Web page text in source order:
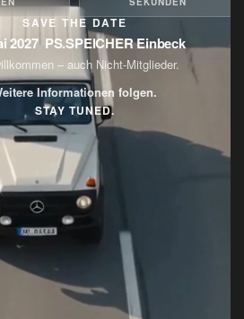
SAVE THE DATE
2027 ­ PS.SPEICHER Einbeck
– auch Nicht-Mitglieder.
Informationen folgen.
STAY TUNED.